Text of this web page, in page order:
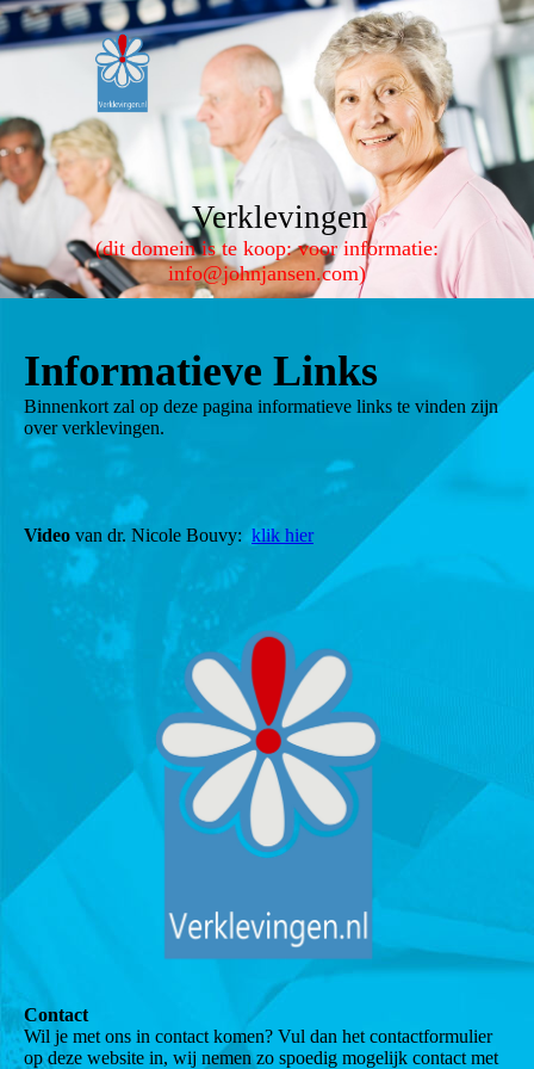
Verklevingen
(dit domein is te koop: voor informatie:
info@johnjansen.com)
Informatieve Links
Binnenkort zal op deze pagina informatieve links te vinden zijn
over verklevingen.
Video van dr. Nicole Bouvy:klik hier
Contact
Wil je met ons in contact komen? Vul dan het contactformulier
op deze website in, wij nemen zo spoedig mogelijk contact met